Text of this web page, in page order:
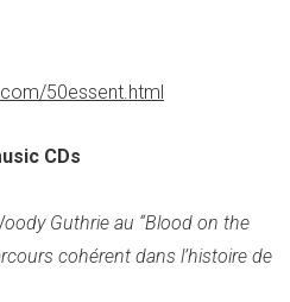
50essent.html
CDs
Guthrie au “Blood on the
cohérent dans l’histoire de